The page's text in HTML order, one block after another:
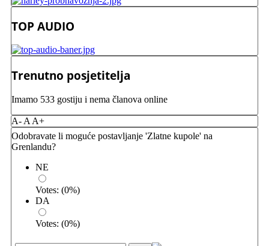
TOP AUDIO
Trenutno posjetitelja
Imamo 533 gostiju i nema članova online
A- A A+
Odobravate li moguće postavljanje 'Zlatne kupole' na
Grenlandu?
NE
Votes: (0%)
DA
Votes: (0%)